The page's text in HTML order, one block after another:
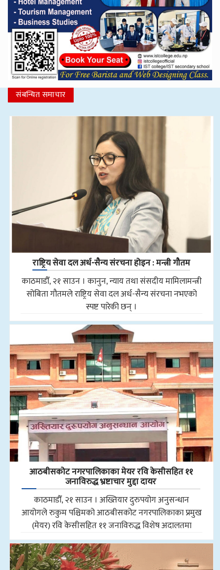
संबन्धित समाचार
राष्ट्रिय सेवा दल अर्ध-सैन्य संरचना होइन : मन्त्री गौतम
काठमाडौँ, २१ साउन । कानुन, न्याय तथा संसदीय मामिलामन्त्री
सोबिता गौतमले राष्ट्रिय सेवा दल अर्ध-सैन्य संरचना नभएको
स्पष्ट पारेकी छन् ।
आठबीसकोट नगरपालिकाका मेयर रवि केसीसहित ११
जनाविरुद्ध भ्रष्टाचार मुद्दा दायर
काठमाडौँ, २१ साउन । अख्तियार दुरुपयोग अनुसन्धान
आयोगले रुकुम पश्चिमको आठबीसकोट नगरपालिकाका प्रमुख
(मेयर) रवि केसीसहित ११ जनाविरुद्ध विशेष अदालतमा